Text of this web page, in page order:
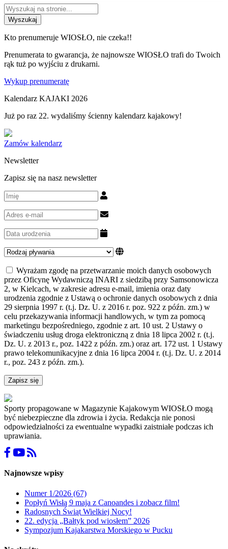
Wyszukaj
Kto prenumeruje WIOSŁO, nie czeka!!
Prenumerata to gwarancja, że najnowsze WIOSŁO trafi do Twoich
rąk tuż po wyjściu z drukarni.
Wykup prenumeratę
Kalendarz KAJAKI 2026
Już po raz 22. wydaliśmy ścienny kalendarz kajakowy!
Zamów kalendarz
Newsletter
Zapisz się na nasz newsletter
Wyrażam zgodę na przetwarzanie moich danych osobowych
przez Oficynę Wydawniczą INARI z siedzibą przy Samsonowicza
2, w Kielcach, w zakresie adresu e-mail, imienia oraz daty
urodzenia zgodnie z Ustawą o ochronie danych osobowych z dnia
29 sierpnia 1997 r. (t.j. Dz. U. z 2016 r. poz. 922 z późn. zm.) w
celu przekazywania informacji handlowych, w tym za pomocą
marketingu bezpośredniego, zgodnie z art. 10 ust. 2 Ustawy o
świadczeniu usług droga elektroniczną z dnia 18 lipca 2002 r. (t.j.
Dz. U. z 2013 r., poz. 1422 z późn. zm.) oraz art. 172 ust. 1 Ustawy
prawo telekomunikacyjne z dnia 16 lipca 2004 r. (t.j. Dz. U. z 2014
r., poz. 243 z późn. zm.).
Zapisz się
Sporty propagowane w Magazynie Kajakowym WIOSŁO mogą
być niebezpieczne dla zdrowia i życia. Redakcja nie ponosi
odpowiedzialności za ewentualne wypadki zaistniałe podczas ich
uprawiania.
Najnowsze wpisy
Numer 1/2026 (67)
Popłyń Wisłą 9 maja z Canoandes i zobacz film!
Radosnych Świąt Wielkiej Nocy!
22. edycja „Bałtyk pod wiosłem” 2026
Sympozjum Kajakarstwa Morskiego w Pucku